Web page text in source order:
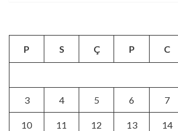
P S Ç P C
3 4 5 6 7
10 11 12 13 14